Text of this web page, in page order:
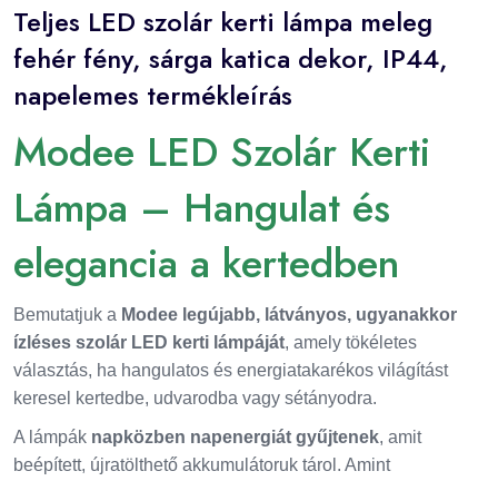
Teljes LED szolár kerti lámpa meleg
fehér fény, sárga katica dekor, IP44,
napelemes termékleírás
Modee LED Szolár Kerti
Lámpa – Hangulat és
elegancia a kertedben
Bemutatjuk a Modee legújabb, látványos, ugyanakkor
ízléses szolár LED kerti lámpáját, amely tökéletes
választás, ha hangulatos és energiatakarékos világítást
keresel kertedbe, udvarodba vagy sétányodra.
A lámpák napközben napenergiát gyűjtenek, amit
beépített, újratölthető akkumulátoruk tárol. Amint